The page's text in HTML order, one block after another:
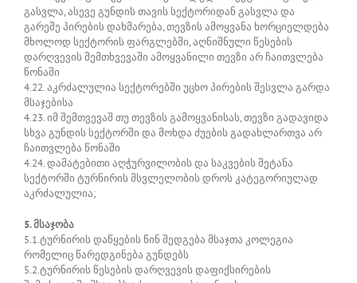
გასვლა, ასევე გუნდის თავის სექტორიდან გასვლა და
გარეშე პირების დახმარება, თევზის ამოყვანა ხორციელდება
მხოლოდ სექტორის ფარგლებში, აღნიშნული წესების
დარღვევის შემთხვევაში ამოყვანილი თევზი არ ჩაითვლება
წონაში
4.22. აკრძალულია სექტორებში უცხო პირების შესვლა გარდა
მსაჯებისა
4.23. იმ შემთვევაშ თუ თევზის გამოყვანისას, თევზი გადავიდა
სხვა გუნდის სექტორში და მოხდა ძუების გადახლართვა არ
ჩაითვლება წონაში
4.24. დამატებითი აღჭურვილობის და საკვების შეტანა
სექტორში ტურნირის მსვლელობის დროს კატეგორიულად
აკრძალულია;
5. მსაჯობა
5.1.ტურნირის დაწყების წინ შედგება მსაჯთა კოლეგია
რომელიც წარედგინება გუნდებს
5.2.ტურნირის წესების დარღვევის დაფიქსირების